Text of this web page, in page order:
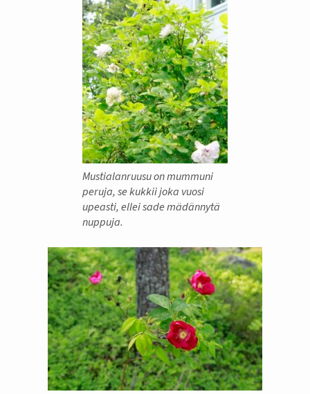
Mustialanruusu on mummuni
peruja, se kukkii joka vuosi
upeasti, ellei sade mädännytä
nuppuja.